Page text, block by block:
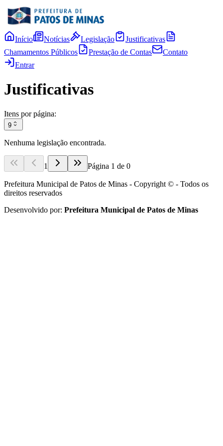
Início Notícias Legislação
Justificativas
Chamamentos Públicos
Prestação de Contas
Contato
Entrar
Justificativas
Itens por página:
9
Nenhuma legislação encontrada.
1 Página 1 de 0
Prefeitura Municipal de Patos de Minas - Copyright © - Todos os
direitos reservados
Desenvolvido por: Prefeitura Municipal de Patos de Minas